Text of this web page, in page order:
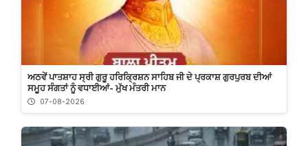
ਅਠਵੇਂ ਪਾਤਸ਼ਾਹ ਸ੍ਰੀ ਗੁਰੂ ਹਰਿਕ੍ਰਿਸ਼ਨ ਸਾਹਿਬ ਜੀ ਦੇ ਪ੍ਰਕਾਸ਼ ਗੁਰਪੁਰਬ ਦੀਆਂ
ਸਮੂਹ ਸੰਗਤਾਂ ਨੂੰ ਵਧਾਈਆਂ- ਮੁੱਖ ਮੰਤਰੀ ਮਾਨ
07-08-2026